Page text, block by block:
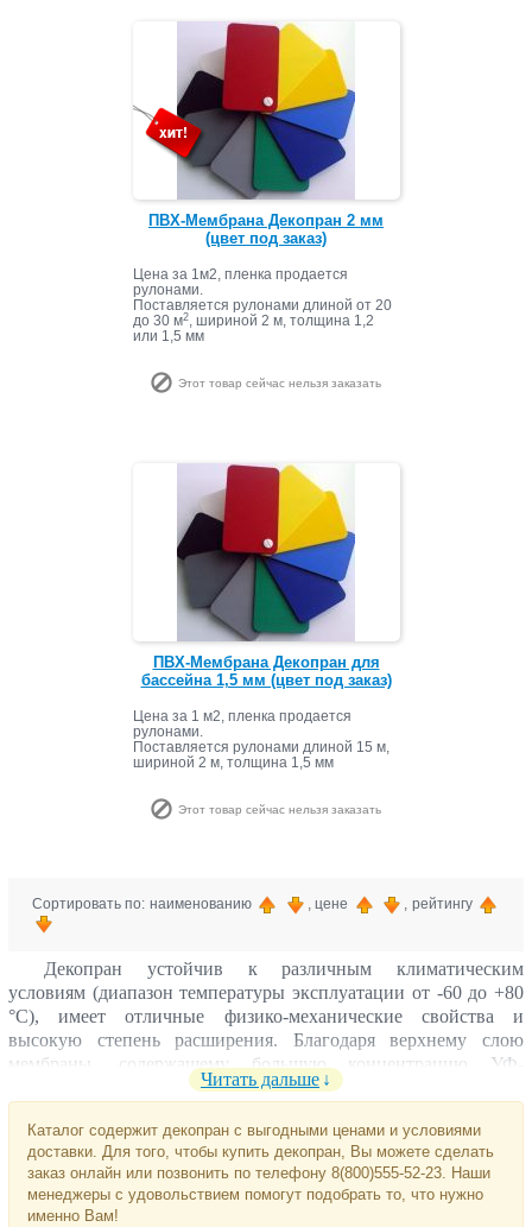
ПВХ-Мембрана Декопран 2 мм
(цвет под заказ)
Цена за 1м2, пленка продается
рулонами.
Поставляется рулонами длиной от 20
до 30 м2, шириной 2 м, толщина 1,2
или 1,5 мм
Этот товар сейчас нельзя заказать
ПВХ-Мембрана Декопран для
бассейна 1,5 мм (цвет под заказ)
Цена за 1 м2, пленка продается
рулонами.
Поставляется рулонами длиной 15 м,
шириной 2 м, толщина 1,5 мм
Этот товар сейчас нельзя заказать
Сортировать по: наименованию , цене , рейтингу
Декопран устойчив к различным климатическим
условиям (диапазон температуры эксплуатации от -60 до +80
°C), имеет отличные физико-механические свойства и
высокую степень расширения. Благодаря верхнему слою
мембраны, содержащему большую концентрацию УФ-
абсорберов, – обладает стойкостью к воздействию
распространению огня и относится к Г1 – группе горючести.
ПВХ-Мембрана Декопран имеет низкий удельный вес (1,5 кг –
1кв.м). Благодаря возможности расширятся в 1,8 раза,
позволяет снять нагрузку с точек крепления, что обеспечивает
Читать дальше
Каталог содержит декопран с выгодными ценами и условиями
доставки. Для того, чтобы купить декопран, Вы можете сделать
заказ онлайн или позвонить по телефону 8(800)555-52-23. Наши
менеджеры с удовольствием помогут подобрать то, что нужно
именно Вам!